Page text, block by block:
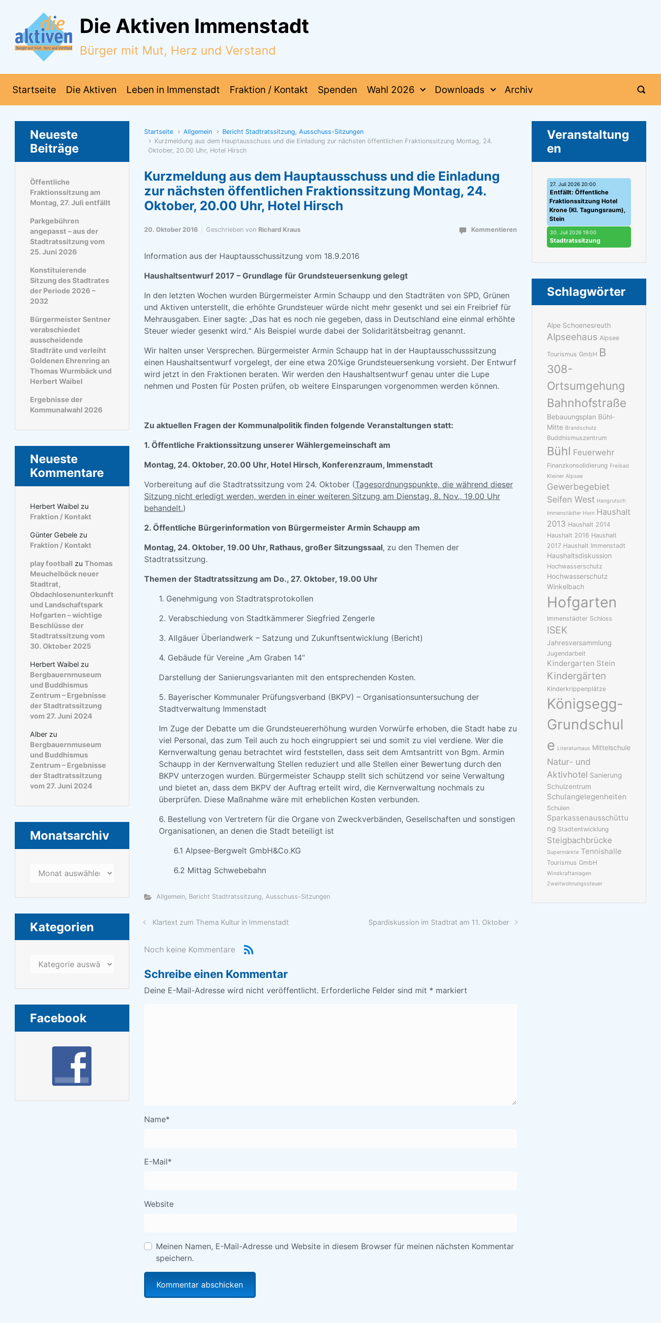
Zum Hauptinhalt springen
Die Aktiven Immenstadt
Bürger mit Mut, Herz und Verstand
Startseite Die Aktiven Leben in Immenstadt Fraktion / Kontakt Spenden Wahl 2026 Downloads Archiv
Startseite Allgemein
Bericht Stadtratssitzung, Ausschuss-Sitzungen
Kurzmeldung aus dem Hauptausschuss und die Einladung zur nächsten öffentlichen Fraktionssitzung Montag, 24.
Oktober, 20.00 Uhr, Hotel Hirsch
Kurzmeldung aus dem Hauptausschuss und die Einladung
zur nächsten öffentlichen Fraktionssitzung Montag, 24.
Oktober, 20.00 Uhr, Hotel Hirsch
20. Oktober 2016 Geschrieben von Richard Kraus Kommentieren
Information aus der Hauptausschussitzung vom 18.9.2016
Haushaltsentwurf 2017 – Grundlage für Grundsteuersenkung gelegt
In den letzten Wochen wurden Bürgermeister Armin Schaupp und den Stadträten von SPD, Grünen
und Aktiven unterstellt, die erhöhte Grundsteuer würde nicht mehr gesenkt und sei ein Freibrief für
Mehrausgaben. Einer sagte: „Das hat es noch nie gegeben, dass in Deutschland eine einmal erhöhte
Steuer wieder gesenkt wird.“ Als Beispiel wurde dabei der Solidaritätsbeitrag genannt.
Wir halten unser Versprechen. Bürgermeister Armin Schaupp hat in der Hauptausschusssitzung
einen Haushaltsentwurf vorgelegt, der eine etwa 20%ige Grundsteuersenkung vorsieht. Der Entwurf
wird jetzt in den Fraktionen beraten. Wir werden den Haushaltsentwurf genau unter die Lupe
nehmen und Posten für Posten prüfen, ob weitere Einsparungen vorgenommen werden können.
Zu aktuellen Fragen der Kommunalpolitik finden folgende Veranstaltungen statt:
1. Öffentliche Fraktionssitzung unserer Wählergemeinschaft am
Montag, 24. Oktober, 20.00 Uhr, Hotel Hirsch, Konferenzraum, Immenstadt
Vorbereitung auf die Stadtratssitzung vom 24. Oktober (Tagesordnungspunkte, die während dieser
Sitzung nicht erledigt werden, werden in einer weiteren Sitzung am Dienstag, 8. Nov., 19.00 Uhr
behandelt.)
2. Öffentliche Bürgerinformation von Bürgermeister Armin Schaupp am
Montag, 24. Oktober, 19.00 Uhr, Rathaus, großer Sitzungssaal, zu den Themen der
Stadtratssitzung.
Themen der Stadtratssitzung am Do., 27. Oktober, 19.00 Uhr
1. Genehmigung von Stadtratsprotokollen
2. Verabschiedung von Stadtkämmerer Siegfried Zengerle
3. Allgäuer Überlandwerk – Satzung und Zukunftsentwicklung (Bericht)
4. Gebäude für Vereine „Am Graben 14“
Darstellung der Sanierungsvarianten mit den entsprechenden Kosten.
5. Bayerischer Kommunaler Prüfungsverband (BKPV) – Organisationsuntersuchung der
Stadtverwaltung Immenstadt
Im Zuge der Debatte um die Grundsteuererhöhung wurden Vorwürfe erhoben, die Stadt habe zu
viel Personal, das zum Teil auch zu hoch eingruppiert sei und somit zu viel verdiene. Wer die
Kernverwaltung genau betrachtet wird feststellen, dass seit dem Amtsantritt von Bgm. Armin
Schaupp in der Kernverwaltung Stellen reduziert und alle Stellen einer Bewertung durch den
BKPV unterzogen wurden. Bürgermeister Schaupp stellt sich schützend vor seine Verwaltung
und bietet an, dass dem BKPV der Auftrag erteilt wird, die Kernverwaltung nochmals zu
überprüfen. Diese Maßnahme wäre mit erheblichen Kosten verbunden.
6. Bestellung von Vertretern für die Organe von Zweckverbänden, Gesellschaften und sonstigen
Organisationen, an denen die Stadt beteiligt ist
6.1 Alpsee-Bergwelt GmbH&Co.KG
6.2 Mittag Schwebebahn
Allgemein, Bericht Stadtratssitzung, Ausschuss-Sitzungen
Klartext zum Thema Kultur in Immenstadt Spardiskussion im Stadtrat am 11. Oktober
Noch keine Kommentare
Schreibe einen Kommentar
Deine E-Mail-Adresse wird nicht veröffentlicht. Erforderliche Felder sind mit * markiert
Name*
E-Mail*
Website
Meinen Namen, E-Mail-Adresse und Website in diesem Browser für meinen nächsten Kommentar
speichern.
Neueste
Beiträge
Öffentliche
Fraktionssitzung am
Montag, 27. Juli entfällt
Parkgebühren
angepasst – aus der
Stadtratssitzung vom
25. Juni 2026
Konstituierende
Sitzung des Stadtrates
der Periode 2026 –
2032
Bürgermeister Sentner
verabschiedet
ausscheidende
Stadträte und verleiht
Goldenen Ehrenring an
Thomas Wurmbäck und
Herbert Waibel
Ergebnisse der
Kommunalwahl 2026
Neueste
Kommentare
Herbert Waibel zu
Fraktion / Kontakt
Günter Gebele zu
Fraktion / Kontakt
play football zu Thomas
Meuchelböck neuer
Stadtrat,
Obdachlosenunterkunft
und Landschaftspark
Hofgarten – wichtige
Beschlüsse der
Stadtratssitzung vom
30. Oktober 2025
Herbert Waibel zu
Bergbauernmuseum
und Buddhismus
Zentrum – Ergebnisse
der Stadtratssitzung
vom 27. Juni 2024
Alber zu
Bergbauernmuseum
und Buddhismus
Zentrum – Ergebnisse
der Stadtratssitzung
vom 27. Juni 2024
Monatsarchiv
Monatsarchiv
Kategorien
Kategorien
Facebook
Veranstaltung
en
27. Juli 2026 20:00
Entfällt: Öffentliche
Fraktionssitzung Hotel
Krone (Kl. Tagungsraum),
Stein
30. Juli 2026 19:00
Stadtratssitzung
Schlagwörter
Alpe Schoenesreuth
Alpseehaus Alpsee
Tourismus GmbH B
308-
Ortsumgehung
Bahnhofstraße
Bebauungsplan Bühl-
Mitte Brandschutz
Buddhismuszentrum
Bühl Feuerwehr
Finanzkonsolidierung Freibad
Kleiner Alpsee
Gewerbegebiet
Seifen West Hangrutsch
Immenstädter Horn Haushalt
2013 Haushalt 2014
Haushalt 2016 Haushalt
2017 Haushalt Immenstadt
Haushaltsdiskussion
Hochwasserschutz
Hochwasserschutz
Winkelbach
Hofgarten
Immenstädter Schloss
ISEK
Jahresversammlung
Jugendarbeit
Kindergarten Stein
Kindergärten
Kinderkrippenplätze
Königsegg-
Grundschul
e Literaturhaus Mittelschule
Natur- und
Aktivhotel Sanierung
Schulzentrum
Schulangelegenheiten
Schulen
Sparkassenausschüttu
ng Stadtentwicklung
Steigbachbrücke
Supermärkte Tennishalle
Tourismus GmbH
Windkraftanlagen
Zweitwohnungssteuer